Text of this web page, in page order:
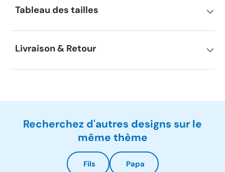
Tableau des tailles
Livraison & Retour
Recherchez d'autres designs sur le
même thème
Fils Papa